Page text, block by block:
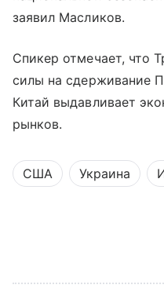
заявил Масликов.
Спикер отмечает, что
силы на сдерживание
Китай выдавливает
рынков.
США Украина